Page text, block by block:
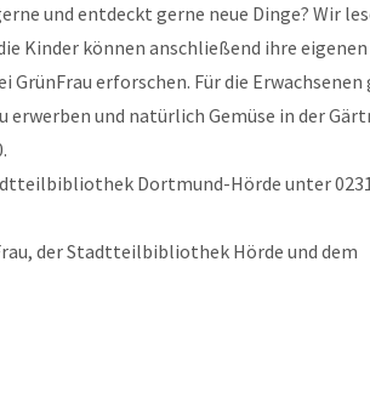
und entdeckt gerne neue Dinge? Wir
Kinder können anschließend ihre eigenen
erforschen. Für die Erwachsenen
und natürlich Gemüse in der
Dortmund-Hörde unter
der Stadtteilbibliothek Hörde und dem